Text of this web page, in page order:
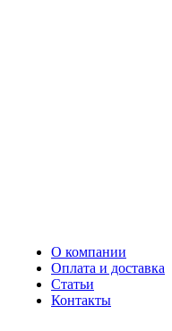
О компании
Оплата и доставка
Статьи
Контакты